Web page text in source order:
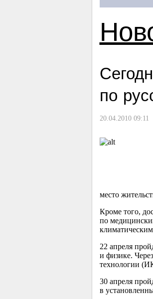
по
20.04.2010 09:11
место
Кроме того,
по
22 апреля
и физике.
технологии
30 апреля
в